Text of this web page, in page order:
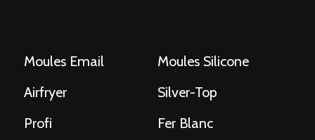
Moules Email
Moules Silicone
Airfryer
Silver-Top
Profi
Fer Blanc